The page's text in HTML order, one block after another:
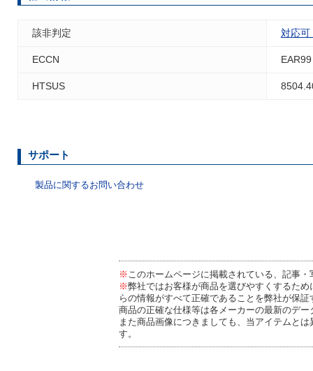
該非判定 対応可
ECCN EAR99
HTSUS
サポート
製品に関するお問い合わせ
※ このホームページに掲載されている、記事
※弊社ではお客様が商品を選びやすくするた
らの情報がすべて正確であることを弊社が保
商品の正確な仕様等は各メーカーの最新のデ
また商品画像につきましても、当アイテムと
す。